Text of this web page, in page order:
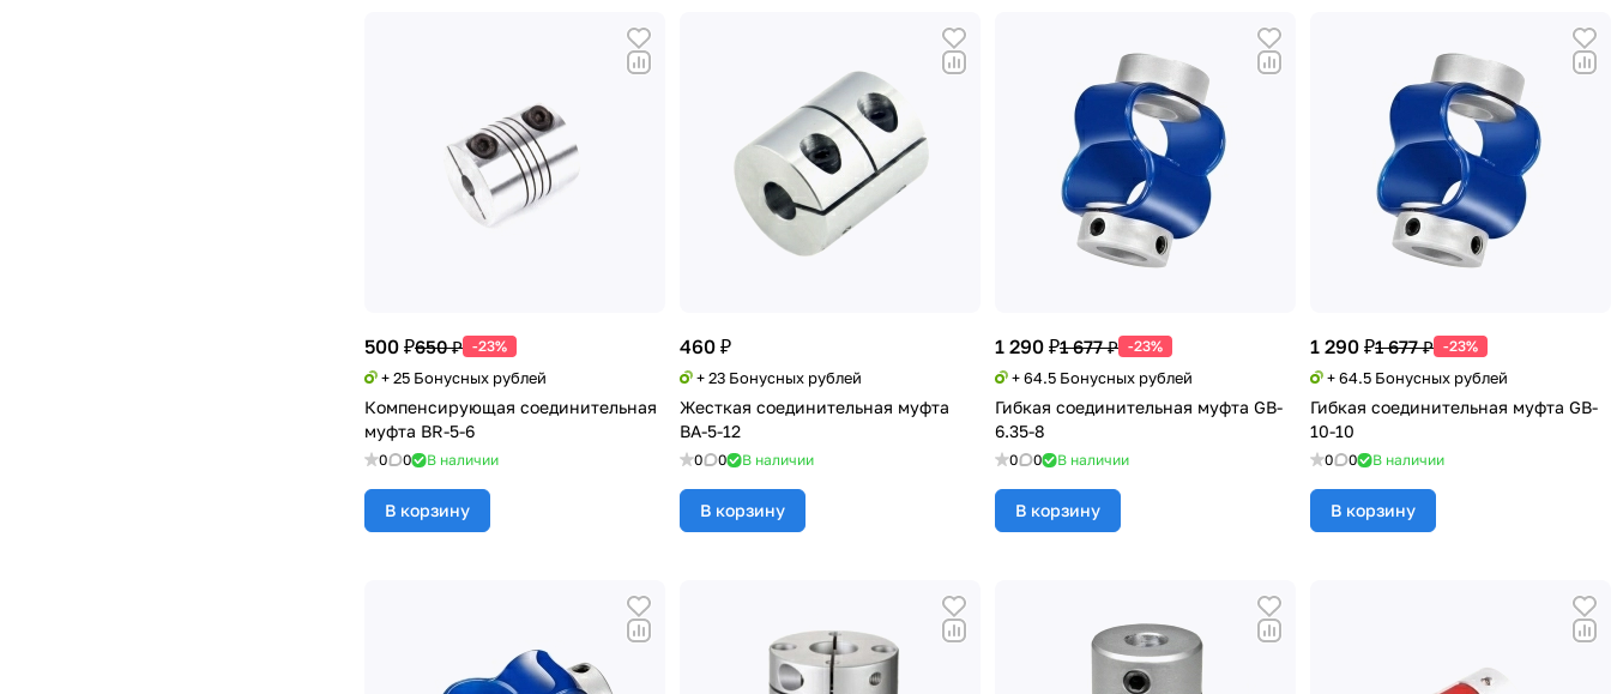
500 ₽650 ₽ -23%
+ 25 Бонусных рублей
Компенсирующая соединительная
муфта BR-5-6
0 0 В наличии
В корзину
460 ₽
+ 23 Бонусных рублей
Жесткая соединительная муфта
BA-5-12
0 0 В наличии
В корзину
1 290 ₽1 677 ₽ -23%
+ 64.5 Бонусных рублей
Гибкая соединительная муфта GB-
6.35-8
0 0 В наличии
В корзину
1 290 ₽1 677 ₽ -23%
+ 64.5 Бонусных рублей
Гибкая соединительная муфта GB-
10-10
0 0 В наличии
В корзину